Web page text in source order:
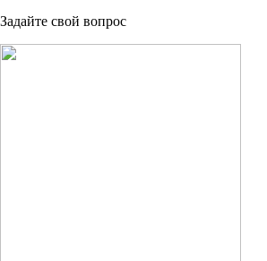
Задайте свой вопрос